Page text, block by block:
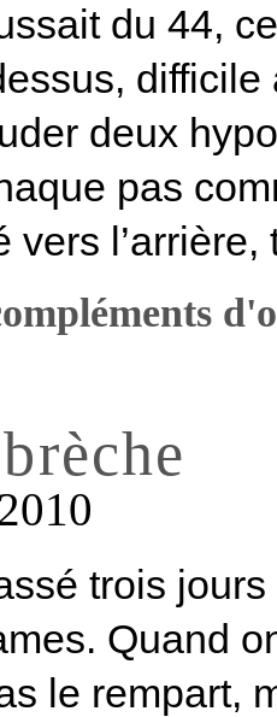
du 44,
difficile
deux
pas
vers
trois
Quand
le rempart,